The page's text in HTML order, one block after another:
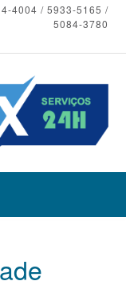
4004 / 5933-5165 /
5084-3780